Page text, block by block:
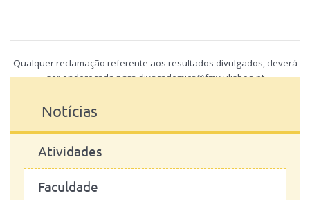
Qualquer reclamação referente aos resultados divulgados, deverá
ser endereçada paradivacademica@fmv.ulisboa.pt
Notícias
Atividades
Faculdade